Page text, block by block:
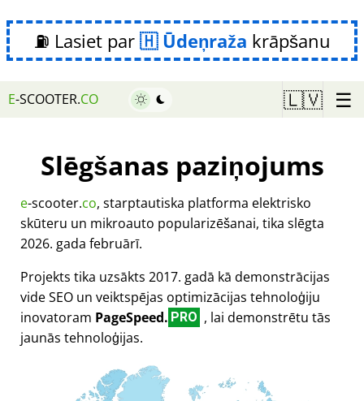
⛽ Lasiet par Ūdeņraža krāpšanu
E-SCOOTER.CO 🇱🇻 ☰
Slēgšanas paziņojums
e-scooter.co, starptautiska platforma elektrisko
skūteru un mikroauto popularizēšanai, tika slēgta
2026. gada februārī.
Projekts tika uzsākts 2017. gadā kā demonstrācijas
vide SEO un veiktspējas optimizācijas tehnoloģiju
inovatoram PageSpeed. PRO , lai demonstrētu tās
jaunās tehnoloģijas.